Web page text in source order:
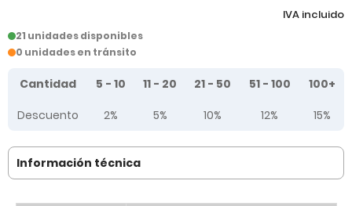
IVA incluido
21 unidades disponibles
0 unidades en tránsito
Tier prices table
Cantidad 5 - 10 11 - 20 21 - 50 51 - 100
100+
Descuento
2% 5% 10% 12% 15%
Información técnica